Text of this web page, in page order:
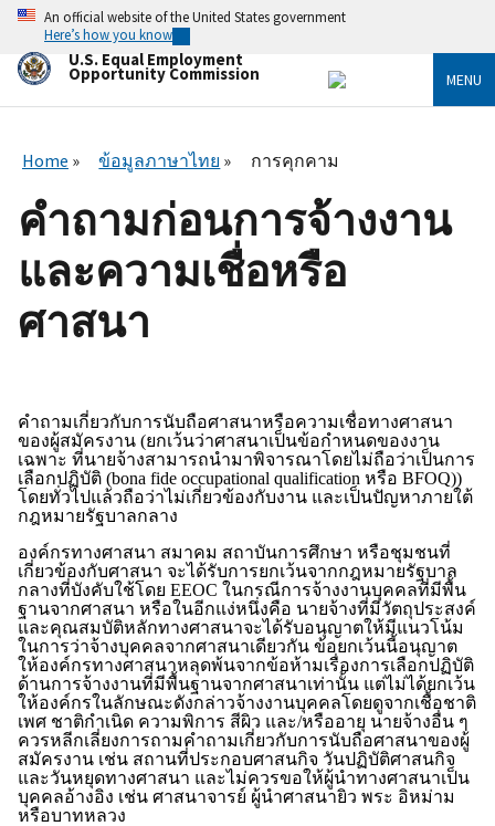
Skip
main
content
An official website of the United States government
Here’s how you know
U.S. Equal Employment
Opportunity Commission MENU
Home ข้อมูลภาษาไทย การคุกคาม
คำถามก่อนการจ้างงาน
และความเชื่อหรือ
ศาสนา
คำถามเกี่ยวกับการนับถือศาสนาหรือความเชื่อทางศาสนา
ของผู้สมัครงาน (ยกเว้นว่าศาสนาเป็นข้อกำหนดของงาน
เฉพาะ ที่นายจ้างสามารถนำมาพิจารณาโดยไม่ถือว่าเป็นการ
เลือกปฏิบัติ (bona fide occupational qualification หรือ BFOQ))
โดยทั่วไปแล้วถือว่าไม่เกี่ยวข้องกับงาน และเป็นปัญหาภายใต้
กฎหมายรัฐบาลกลาง
องค์กรทางศาสนา สมาคม สถาบันการศึกษา หรือชุมชนที่
เกี่ยวข้องกับศาสนา จะได้รับการยกเว้นจากกฎหมายรัฐบาล
กลางที่บังคับใช้โดย EEOC ในกรณีการจ้างงานบุคคลที่มีพื้น
ฐานจากศาสนา หรือในอีกแง่หนึ่งคือ นายจ้างที่มีวัตถุประสงค์
และคุณสมบัติหลักทางศาสนาจะได้รับอนุญาตให้มีแนวโน้ม
ในการว่าจ้างบุคคลจากศาสนาเดียวกัน ข้อยกเว้นนี้อนุญาต
ให้องค์กรทางศาสนาหลุดพ้นจากข้อห้ามเรื่องการเลือกปฏิบัติ
ด้านการจ้างงานที่มีพื้นฐานจากศาสนาเท่านั้น แต่ไม่ได้ยกเว้น
ให้องค์กรในลักษณะดังกล่าวจ้างงานบุคคลโดยดูจากเชื้อชาติ
เพศ ชาติกำเนิด ความพิการ สีผิว และ/หรืออายุ นายจ้างอื่น ๆ
ควรหลีกเลี่ยงการถามคำถามเกี่ยวกับการนับถือศาสนาของผู้
สมัครงาน เช่น สถานที่ประกอบศาสนกิจ วันปฏิบัติศาสนกิจ
และวันหยุดทางศาสนา และไม่ควรขอให้ผู้นำทางศาสนาเป็น
บุคคลอ้างอิง เช่น ศาสนาจารย์ ผู้นำศาสนายิว พระ อิหม่าม
หรือบาทหลวง